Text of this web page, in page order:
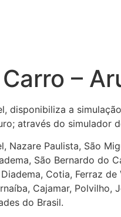
–
a
através do simulador
Nazare Paulista, São
São Bernardo do
Cotia, Ferraz
Cajamar, Polvilho,
do Brasil.